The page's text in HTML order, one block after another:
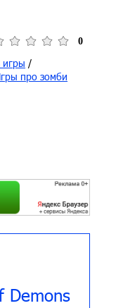
0
игры /
про зомби
Demons